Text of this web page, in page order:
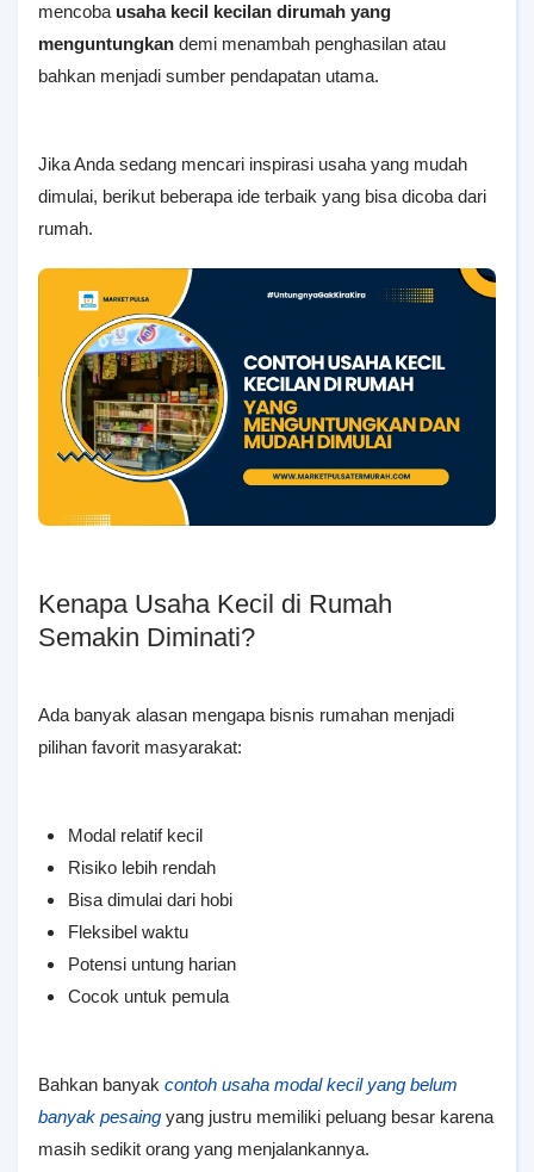
mencoba usaha kecil kecilan dirumah yang
menguntungkan demi menambah penghasilan atau
bahkan menjadi sumber pendapatan utama.
Jika Anda sedang mencari inspirasi usaha yang mudah
dimulai, berikut beberapa ide terbaik yang bisa dicoba dari
rumah.
Kenapa Usaha Kecil di Rumah
Semakin Diminati?
Ada banyak alasan mengapa bisnis rumahan menjadi
pilihan favorit masyarakat:
Modal relatif kecil
Risiko lebih rendah
Bisa dimulai dari hobi
Fleksibel waktu
Potensi untung harian
Cocok untuk pemula
Bahkan banyak contoh usaha modal kecil yang belum
banyak pesaing yang justru memiliki peluang besar karena
masih sedikit orang yang menjalankannya.